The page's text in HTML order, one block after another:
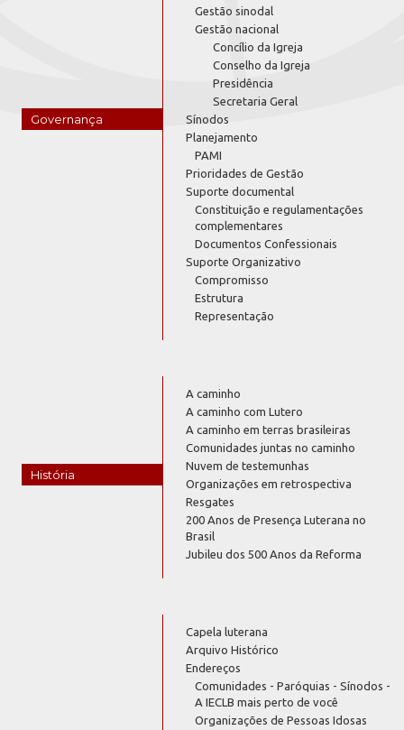
Governança
Gestão sinodal
Gestão nacional
Concílio da Igreja
Conselho da Igreja
Presidência
Secretaria Geral
Sínodos
Planejamento
PAMI
Prioridades de Gestão
Suporte documental
Constituição e regulamentações
complementares
Documentos Confessionais
Suporte Organizativo
Compromisso
Estrutura
Representação
História
A caminho
A caminho com Lutero
A caminho em terras brasileiras
Comunidades juntas no caminho
Nuvem de testemunhas
Organizações em retrospectiva
Resgates
200 Anos de Presença Luterana no
Brasil
Jubileu dos 500 Anos da Reforma
Capela luterana
Arquivo Histórico
Endereços
Comunidades - Paróquias - Sínodos -
A IECLB mais perto de você
Organizações de Pessoas Idosas